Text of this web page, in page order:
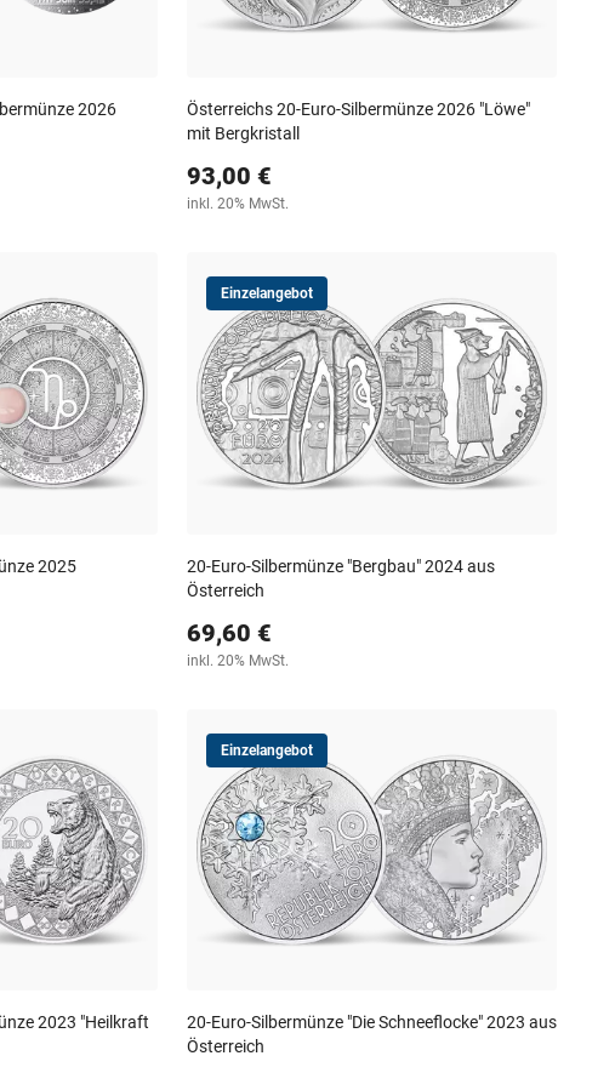
2026
Österreichs 20-Euro-Silbermünze 2026 "Löwe"
mit Bergkristall
93,00 €
inkl. 20% MwSt.
2025
Einzelangebot
20-Euro-Silbermünze "Bergbau" 2024 aus
Österreich
69,60 €
inkl. 20% MwSt.
2023 "Heilkraft
Einzelangebot
20-Euro-Silbermünze "Die Schneeflocke" 2023 aus
Österreich